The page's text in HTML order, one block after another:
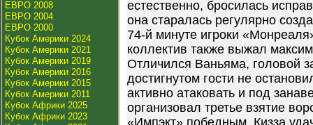
ЕВРО 2008
ЕВРО 2004
ЕВРО 2000
Кубок Америки 2024
Кубок Америки 2021
Кубок Америки 2019
Кубок Америки 2016
Кубок Америки 2015
Кубок Америки 2011
Кубок Африки 2025
Кубок Африки 2023
естественно, бросилась
она старалась регулярно
74-й минуте игроки
коллектив также выжал
Отличился Ваньяма, головой
достигнутом гости не
активно атаковать и под
организовал третье взятие
«Импэкт» победным. Кизза